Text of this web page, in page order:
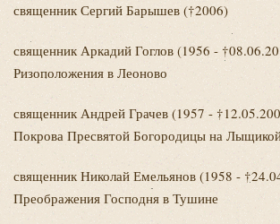
священник Сергий Барышев (†2006)
священник АркадийГоглов (1956 -
Ризоположения в Леоново
священник Андрей Грачев (1957 -
Покрова Пресвятой Богородицы на
священник Николай Емельянов (1958 -
Преображения Господня в Тушине